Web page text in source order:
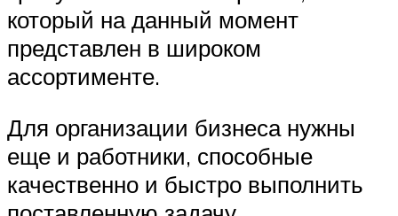
который на данный момент
представлен в широком
ассортименте.
Для организации бизнеса нужны
еще и работники, способные
качественно и быстро выполнить